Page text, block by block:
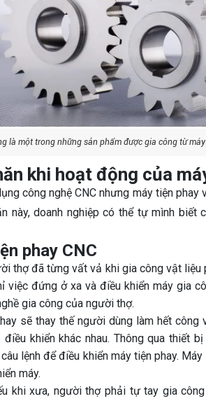
là một trong những sản phẩm được gia công từ máy
khi hoạt động của
công nghệ CNC nhưng máy tiện
này, doanh nghiệp có thể tự mình biết
phay CNC
thợ đã từng vất vả khi gia công vật liệu
việc đứng ở xa và điều khiển máy gia
gia công của người thợ.
sẽ thay thế người dùng làm hết công
khiển khác nhau. Thông qua thiết
lệnh để điều khiển máy tiện phay.
máy.
khi xưa, người thợ phải tự tay gia